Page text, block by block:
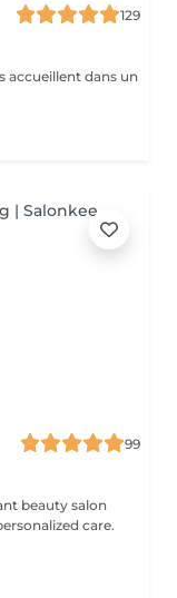
129
99
beauty salon
care.